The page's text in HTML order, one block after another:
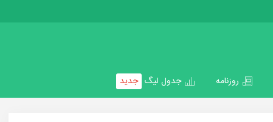
روزنامه جدول لیگ جدید